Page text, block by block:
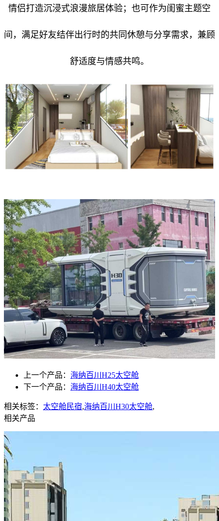
情侣打造沉浸式浪漫旅居体验；也可作为闺蜜主题空
间，满足好友结伴出行时的共同休憩与分享需求，兼顾
舒适度与情感共鸣。
上一个产品： 海纳百川H25太空舱
下一个产品： 海纳百川H40太空舱
相关标签： 太空舱民宿,海纳百川H30太空舱,
相关产品